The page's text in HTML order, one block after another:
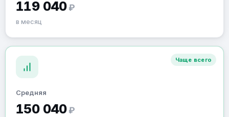
119 040 ₽
в месяц
Чаще всего
Средняя
150 040 ₽